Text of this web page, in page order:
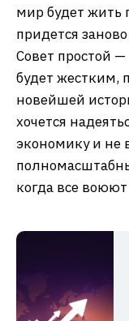
мир будет жить
придется
Совет простой
будет жестким,
новейшей
хочется
экономику и не
когда все